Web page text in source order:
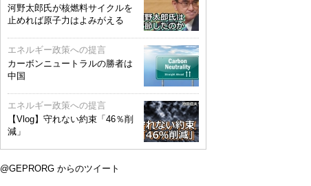
河野太郎氏が核燃料サイクルを
止めれば原子力はよみがえる
エネルギー政策への提言
カーボンニュートラルの勝者は
中国
エネルギー政策への提言
【Vlog】守れない約束「46％削
減」
@GEPRORG からのツイート